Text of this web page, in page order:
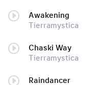
Awakening
Tierramystica
Chaski Way
Tierramystica
Raindancer